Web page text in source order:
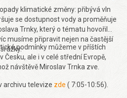
klimatické změny: přibývá vln
se dostupnost vody a proměňuje
Trnky, který o tématu hovořil
musíme připravit nejen na častější
podmínky můžeme v příštích
ale i v celé střední Evropě,
návštěvě Miroslav Trnka zve.
archivu televize zde ( 7:05-10:56).